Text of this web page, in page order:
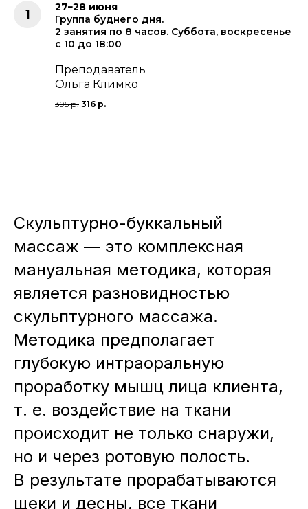
27−28 июня
Группа буднего дня.
2 занятия по 8 часов. Суббота, воскресенье
c 10 до 18:00
Преподаватель
Ольга Климко
395 р. 316 р.
Скульптурно-буккальный
массаж — это комплексная
мануальная методика, которая
является разновидностью
скульптурного массажа.
Методика предполагает
глубокую интраоральную
проработку мышц лица клиента,
т. е. воздействие на ткани
происходит не только снаружи,
но и через ротовую полость.
В результате прорабатываются
щеки и десны, все ткани